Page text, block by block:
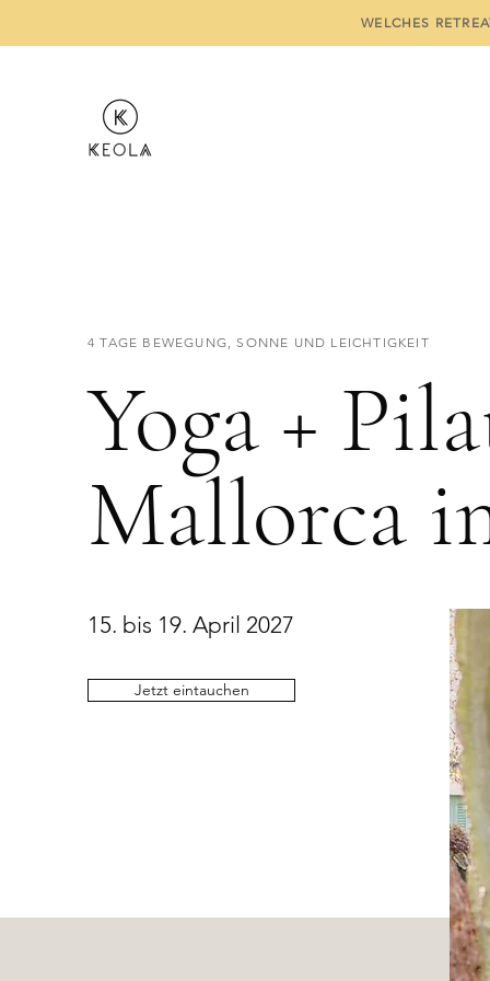
WELCHES
4 TAGE BEWEGUNG, SONNE UND LEICHTIGKEIT
Yoga +
Mallorca
15. bis 19. April 2027
Jetzt eintauchen